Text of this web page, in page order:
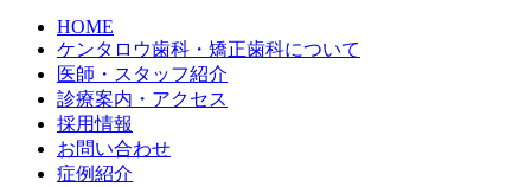
HOME
ケンタロウ歯科・矯正歯科について
医師・スタッフ紹介
診療案内・アクセス
採用情報
お問い合わせ
症例紹介